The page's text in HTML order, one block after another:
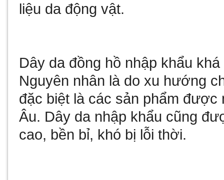
liệu da động vật.
Dây da đồng hồ nhập khẩu
Nguyên nhân là do xu hướng
đặc biệt là các sản phẩm
Âu. Dây da nhập khẩu cũng
cao, bền bỉ, khó bị lỗi thời.